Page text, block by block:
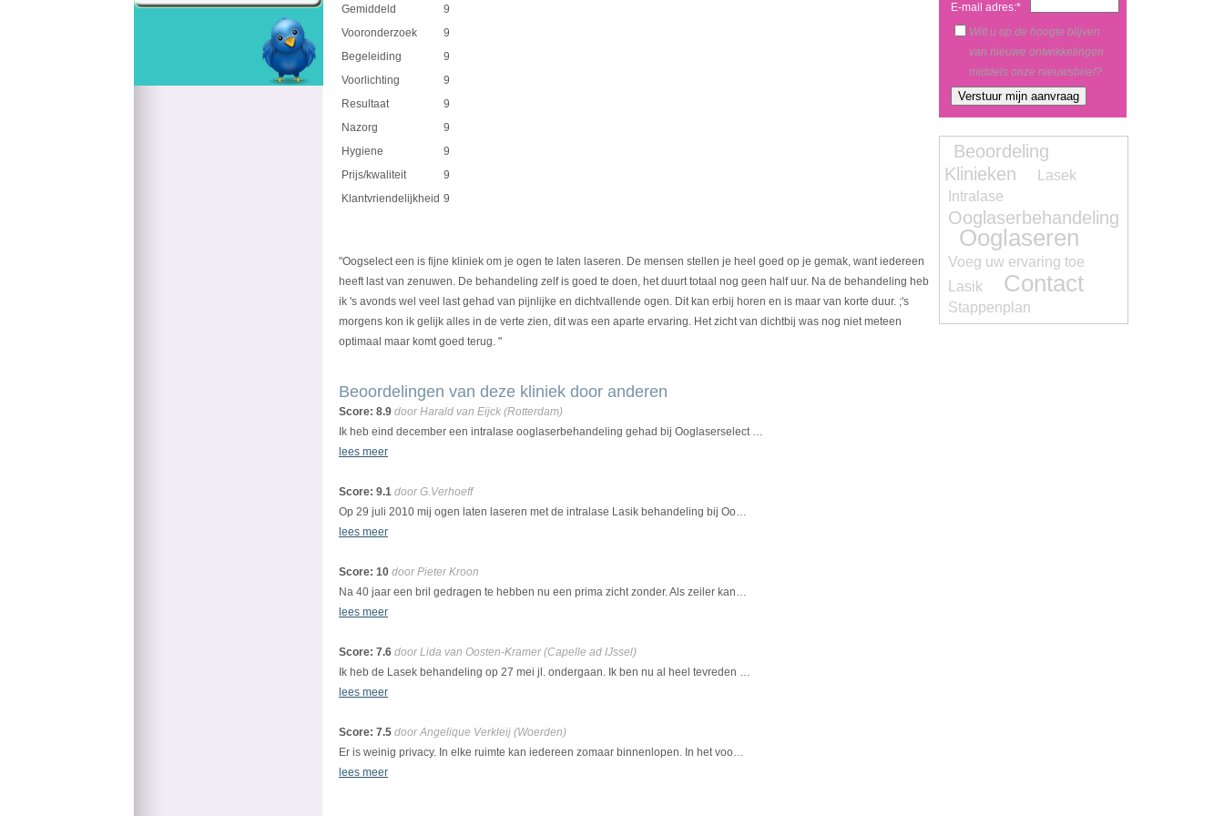
Gemiddeld
9
Vooronderzoek
9
Begeleiding
9
Voorlichting
9
Resultaat
9
Nazorg
9
Hygiene
9
Prijs/kwaliteit
9
Klantvriendelijkheid 9
"Oogselect een is fijne kliniek om je ogen te laten laseren. De mensen stellen je heel goed op je gemak, want iedereen
heeft last van zenuwen. De behandeling zelf is goed te doen, het duurt totaal nog geen half uur. Na de behandeling heb
ik 's avonds wel veel last gehad van pijnlijke en dichtvallende ogen. Dit kan erbij horen en is maar van korte duur. ;'s
morgens kon ik gelijk alles in de verte zien, dit was een aparte ervaring. Het zicht van dichtbij was nog niet meteen
optimaal maar komt goed terug. "
Beoordelingen van deze kliniek door anderen
Score: 8.9 door Harald van Eijck (Rotterdam)
Ik heb eind december een intralase ooglaserbehandeling gehad bij Ooglaserselect …
lees meer
Score: 9.1 door G.Verhoeff
Op 29 juli 2010 mij ogen laten laseren met de intralase Lasik behandeling bij Oo…
lees meer
Score: 10 door Pieter Kroon
Na 40 jaar een bril gedragen te hebben nu een prima zicht zonder. Als zeiler kan…
lees meer
Score: 7.6 door Lida van Oosten-Kramer (Capelle ad IJssel)
Ik heb de Lasek behandeling op 27 mei jl. ondergaan. Ik ben nu al heel tevreden …
lees meer
Score: 7.5 door Angelique Verkleij (Woerden)
Er is weinig privacy. In elke ruimte kan iedereen zomaar binnenlopen. In het voo…
lees meer
E-mail adres:*
Wilt u op de hoogte blijven
van nieuwe ontwikkelingen
middels onze nieuwsbrief?
Beoordeling
Klinieken
Lasek
Intralase
Ooglaserbehandeling
Ooglaseren
Voeg uw ervaring toe
Lasik
Contact
Stappenplan